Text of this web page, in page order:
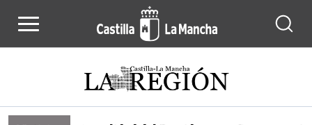
Noticias de la región de Castilla-La